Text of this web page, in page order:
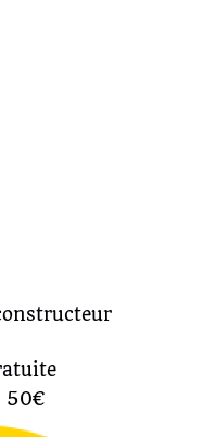
50€